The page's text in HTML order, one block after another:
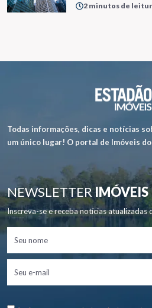
2 minutos de
Todas informações, dicas e notícias
um único lugar! O portal de Imóveis do
NEWSLETTERIMÓVEIS
Inscreva-se e receba notícias atualizadas